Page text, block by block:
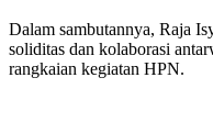
Dalam sambutannya, Raja
soliditas dan kolaborasi
rangkaian kegiatan HPN.